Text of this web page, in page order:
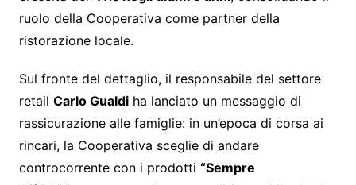
ruolo della Cooperativa come partner della
ristorazione locale.
Sul fronte del dettaglio, il responsabile del settore
retail Carlo Gualdiha lanciato un messaggio di
rassicurazione alle famiglie: in un’epoca di corsa ai
rincari, la Cooperativa sceglie di andare
controcorrente con i prodotti “Sempre